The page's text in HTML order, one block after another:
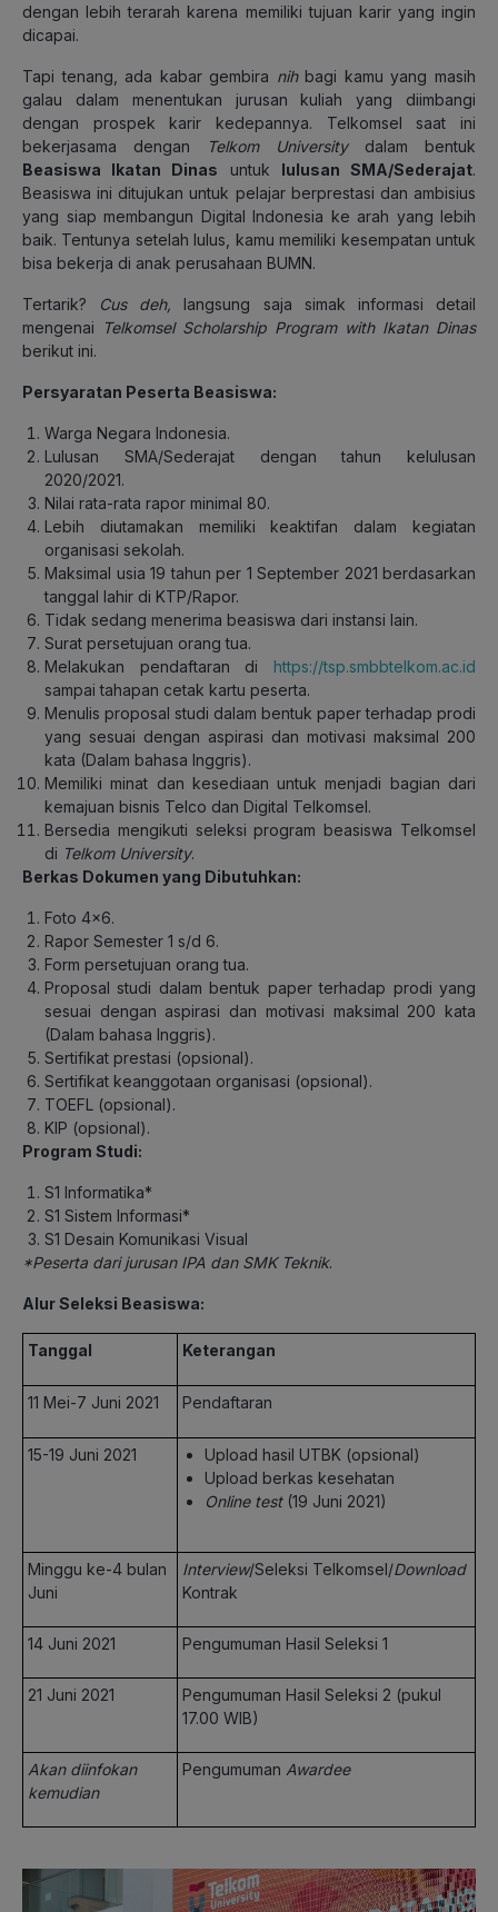
dengan lebih terarah karena memiliki tujuan karir yang ingin
dicapai.
Tapi tenang, ada kabar gembira nihbagi kamu yang masih
galau dalam menentukan jurusan kuliah yang diimbangi
dengan prospek karir kedepannya. Telkomsel saat ini
bekerjasama dengan
Telkom Universitydalam bentuk
Beasiswa Ikatan Dinas untuk lulusan SMA/Sederajat.
Beasiswa ini ditujukan untuk pelajar berprestasi dan ambisius
yang siap membangun Digital Indonesia ke arah yang lebih
baik. Tentunya setelah lulus, kamu memiliki kesempatan untuk
bisa bekerja di anak perusahaan BUMN.
Tertarik? Cus deh, langsung saja simak informasi detail
mengenai
Telkomsel Scholarship Program with Ikatan Dinas
berikut ini.
Persyaratan Peserta Beasiswa:
Warga Negara Indonesia.
Lulusan SMA/Sederajat dengan tahun kelulusan
2020/2021.
Nilai rata-rata rapor minimal 80.
Lebih diutamakan memiliki keaktifan dalam kegiatan
organisasi sekolah.
Maksimal usia 19 tahun per 1 September 2021 berdasarkan
tanggal lahir di KTP/Rapor.
Tidak sedang menerima beasiswa dari instansi lain.
Surat persetujuan orang tua.
Melakukan pendaftaran di https://tsp.smbbtelkom.ac.id
sampai tahapan cetak kartu peserta.
Menulis proposal studi dalam bentuk paper terhadap prodi
yang sesuai dengan aspirasi dan motivasi maksimal 200
kata (Dalam bahasa Inggris).
Memiliki minat dan kesediaan untuk menjadi bagian dari
kemajuan bisnis Telco dan Digital Telkomsel.
Bersedia mengikuti seleksi program beasiswa Telkomsel
di Telkom University.
Berkas Dokumen yang Dibutuhkan:
Foto 4×6.
Rapor Semester 1 s/d 6.
Form persetujuan orang tua.
Proposal studi dalam bentuk paper terhadap prodi yang
sesuai dengan aspirasi dan motivasi maksimal 200 kata
(Dalam bahasa Inggris).
Sertifikat prestasi (opsional).
Sertifikat keanggotaan organisasi (opsional).
TOEFL (opsional).
KIP (opsional).
Program Studi:
S1 Informatika*
S1 Sistem Informasi*
S1 Desain Komunikasi Visual
*Peserta dari jurusan IPA dan SMK Teknik.
Alur Seleksi Beasiswa:
Tanggal Keterangan
11 Mei-7 Juni 2021 Pendaftaran
15-19 Juni 2021
Upload hasil UTBK (opsional)
Upload berkas kesehatan
Online test (19 Juni 2021)
Minggu ke-4 bulan
Juni
Interview/Seleksi Telkomsel/Download
Kontrak
14 Juni 2021 Pengumuman Hasil Seleksi 1
21 Juni 2021
Pengumuman Hasil Seleksi 2 (pukul
17.00 WIB)
Akan diinfokan
kemudian
Pengumuman Awardee